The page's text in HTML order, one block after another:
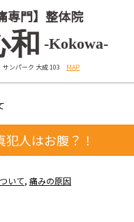
専門】整体院
和 -Kokowa-
サンパーク 大成 103 MAP
人はお腹？！
いて, 痛みの原因